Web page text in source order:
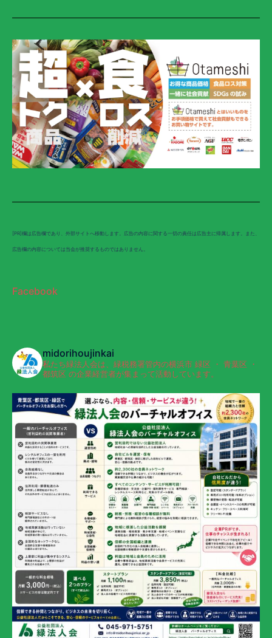
[PR]欄は広告欄であり、外部サイトへ移動します。広告の内容に関する一切の責任は広告主に帰属します。また、
広告欄の内容については当会が推奨するものではありません。
Facebook
midorihoujinkai
私たち緑法人会は、緑税務署管内の横浜市 緑区 ・ 青葉区 ・
都筑区 の企業経営者が集まって活動しています。